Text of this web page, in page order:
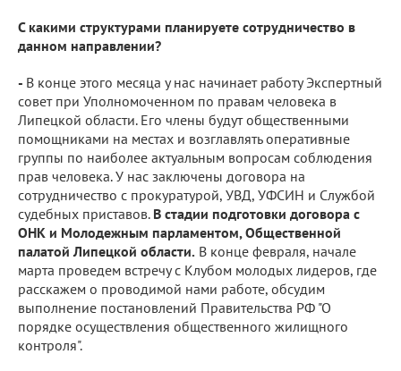
С какими структурами планируете сотрудничество в
данном направлении?
- В конце этого месяца у нас начинает работу Экспертный
совет при Уполномоченном по правам человека в
Липецкой области. Его члены будут общественными
помощниками на местах и возглавлять оперативные
группы по наиболее актуальным вопросам соблюдения
прав человека. У нас заключены договора на
сотрудничество с прокуратурой, УВД, УФСИН и Службой
судебных приставов. В стадии подготовки договора с
ОНК и Молодежным парламентом, Общественной
палатой Липецкой области. В конце февраля, начале
марта проведем встречу с Клубом молодых лидеров, где
расскажем о проводимой нами работе, обсудим
выполнение постановлений Правительства РФ "О
порядке осуществления общественного жилищного
контроля".